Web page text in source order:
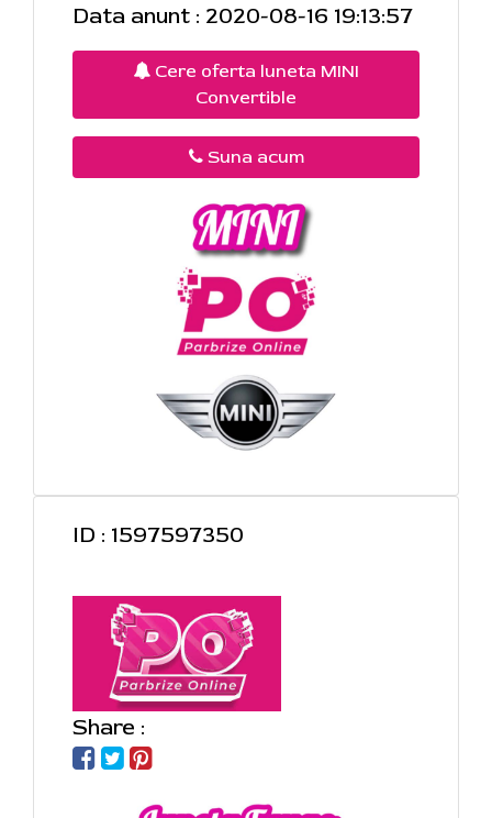
Data anunt : 2020-08-16 19:13:57
Cere oferta luneta MINI
Convertible
Suna acum
ID : 1597597350
Share :